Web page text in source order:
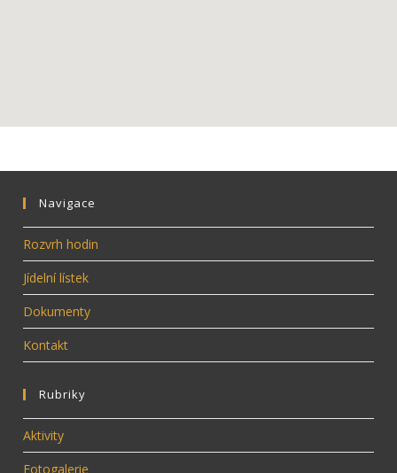
Navigace
Rozvrh hodin
Jídelní lístek
Dokumenty
Kontakt
Rubriky
Aktivity
Fotogalerie